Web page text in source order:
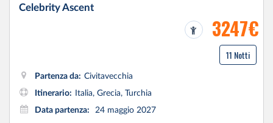
Celebrity Ascent
3247€
11 Notti
Partenza da: Civitavecchia
Itinerario:
Italia, Grecia, Turchia
Data partenza:
24 maggio 2027